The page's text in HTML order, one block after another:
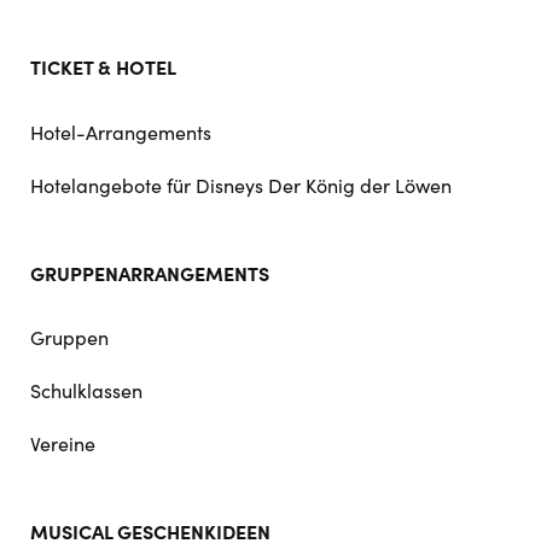
TICKET & HOTEL
Hotel-Arrangements
Hotelangebote für Disneys Der König der Löwen
GRUPPENARRANGEMENTS
Gruppen
Schulklassen
Vereine
MUSICAL GESCHENKIDEEN